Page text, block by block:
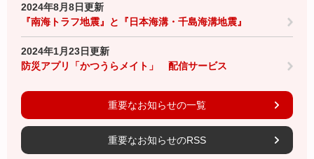
2024年8月8日更新
『南海トラフ地震』と『日本海溝・千島海溝地震』
2024年1月23日更新
防災アプリ「かつうらメイト」 配信サービス
重要なお知らせの一覧
重要なお知らせのRSS